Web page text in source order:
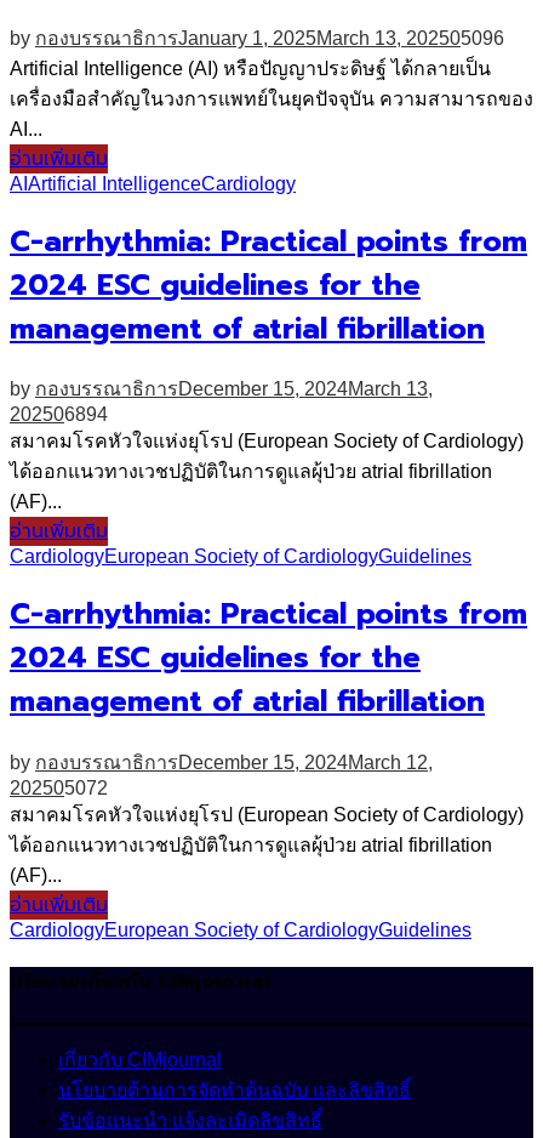
by กองบรรณาธิการJanuary 1, 2025March 13, 202505096
Artificial Intelligence (AI) หรือปัญญาประดิษฐ์ ได้กลายเป็น
เครื่องมือสำคัญในวงการแพทย์ในยุคปัจจุบัน ความสามารถของ
AI...
อ่านเพิ่มเติม
AI Artificial IntelligenceCardiology
C-arrhythmia: Practical points from
2024 ESC guidelines for the
management of atrial fibrillation
by กองบรรณาธิการDecember 15, 2024March 13,
202506894
สมาคมโรคหัวใจแห่งยุโรป (European Society of Cardiology)
ได้ออกแนวทางเวชปฏิบัติในการดูแลผุ้ป่วย atrial fibrillation
(AF)...
อ่านเพิ่มเติม
CardiologyEuropean Society of CardiologyGuidelines
C-arrhythmia: Practical points from
2024 ESC guidelines for the
management of atrial fibrillation
by กองบรรณาธิการDecember 15, 2024March 12,
202505072
สมาคมโรคหัวใจแห่งยุโรป (European Society of Cardiology)
ได้ออกแนวทางเวชปฏิบัติในการดูแลผุ้ป่วย atrial fibrillation
(AF)...
อ่านเพิ่มเติม
CardiologyEuropean Society of CardiologyGuidelines
นโยบายเกี่ยวกับ CIMjournal
เกี่ยวกับ CIMjournal
นโยบายด้านการจัดทำต้นฉบับ และลิขสิทธิ์
รับข้อแนะนำ แจ้งละเมิดลิขสิทธิ์